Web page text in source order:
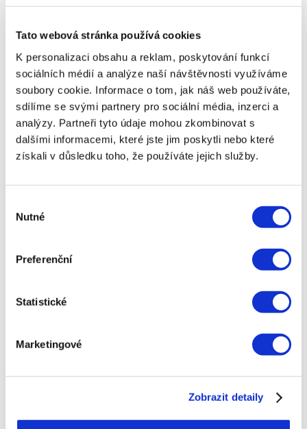
Tato webová stránka používá cookies
K personalizaci obsahu a reklam, poskytování funkcí
sociálních médií a analýze naší návštěvnosti využíváme
soubory cookie. Informace o tom, jak náš web používáte,
sdílíme se svými partnery pro sociální média, inzerci a
analýzy. Partneři tyto údaje mohou zkombinovat s
dalšími informacemi, které jste jim poskytli nebo které
získali v důsledku toho, že používáte jejich služby.
souhlasu
Nutné
Preferenční
Statistické
Marketingové
Zobrazit detaily
Právo na odstoupení:
Klient má právo
odstoupit od smlouvy do 14 dnů bez udání
důvodu.
2. Dozor České národní banky (ČNB)
Všichni nebankovní poskytovatelé úvěrů musí být
registrováni u České národní banky.
pokuty nebo odebrat licenci subjektům, které
3. Ochrana osobních údajů (GDPR)
Při sjednávání půjčky poskytujete citlivé osobní
Můžete kdykoli požádat o